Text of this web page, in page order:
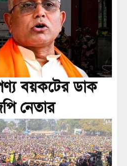
বয়কটের ডাক
নেতার